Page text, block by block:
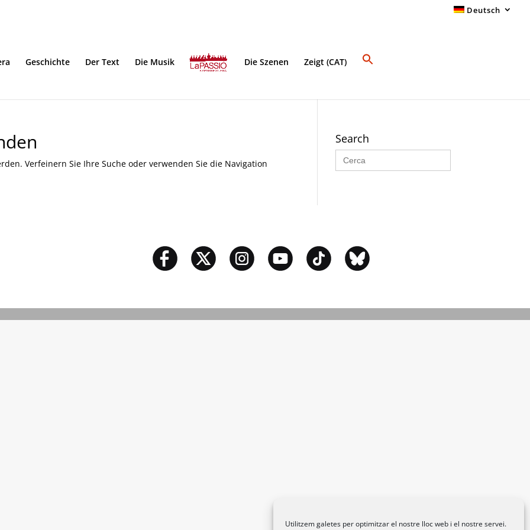
Utilitzem galetes per optimitzar el nostre lloc web i el nostre servei.
Deutsch
Geschichte Der Text Die Musik Die Szenen Zeigt (CAT)
Verfeinern Sie Ihre Suche oder verwenden Sie die Navigation
Search
Search
for: